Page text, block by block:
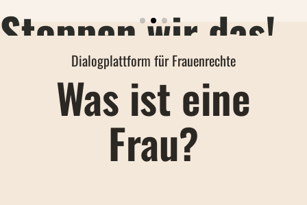
Stoppen wir das!
Die Bauminister der Länder wollen die Pflicht zu
geschlechtergetrennten Toiletten in
Versammlungsstätten abschaffen –
klammheimlich, ohne öffentliche Debatte. Das
Dialogplattform für Frauenrechte
Was ist eine
Frau?